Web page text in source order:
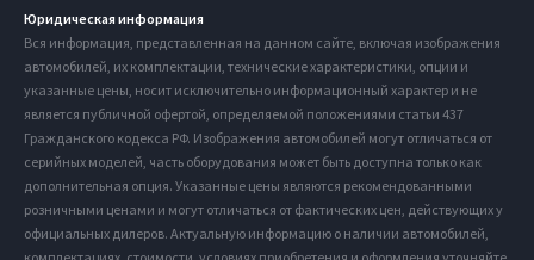
Юридическая информация
Вся информация, представленная на данном сайте, включая изображения
автомобилей, их комплектации, технические характеристики, опции и
указанные цены, носит исключительно информационный характер и не
является публичной офертой, определяемой положениями статьи 437
Гражданского кодекса РФ. Изображения автомобилей могут отличаться от
серийных моделей, часть оборудования может быть доступна только как
дополнительная опция. Указанные цены являются рекомендованными
розничными ценами и могут отличаться от фактических цен, действующих у
официальных дилеров. Актуальную информацию о наличии автомобилей,